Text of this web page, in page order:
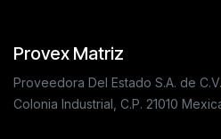
Provex Matriz
Proveedora Del Estado S.A. de
Colonia Industrial, C.P. 21010